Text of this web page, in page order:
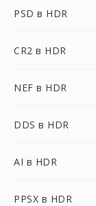
PSD в HDR
CR2 в HDR
NEF в HDR
DDS в HDR
AI в HDR
PPSX в HDR